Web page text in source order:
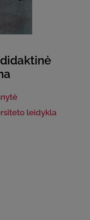
leidykla